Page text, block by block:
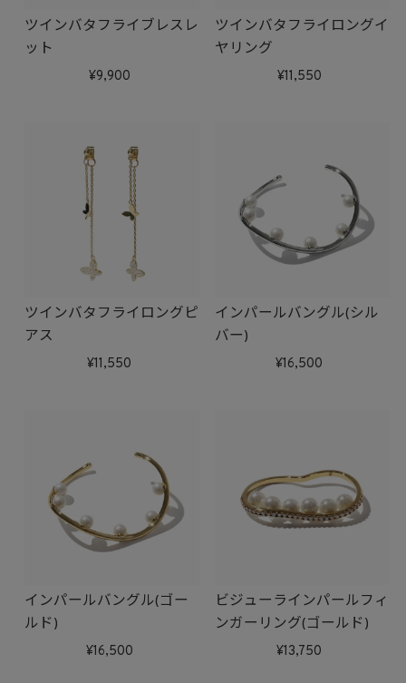
ツインバタフライブレスレ
ット
9,900
ツインバタフライロングイ
ヤリング
11,550
ツインバタフライロングピ
アス
11,550
インパールバングル(シル
バー)
16,500
インパールバングル(ゴー
ルド)
16,500
ビジューラインパールフィ
ンガーリング(ゴールド)
13,750